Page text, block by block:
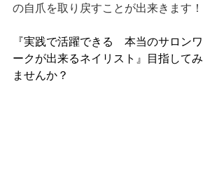
の自爪を取り戻すことが出来きます！
『実践で活躍できる　本当のサロンワ
ークが出来るネイリスト』目指してみ
ませんか？